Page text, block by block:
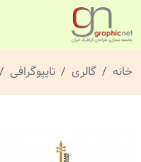
خانه گالری تایپوگرافی